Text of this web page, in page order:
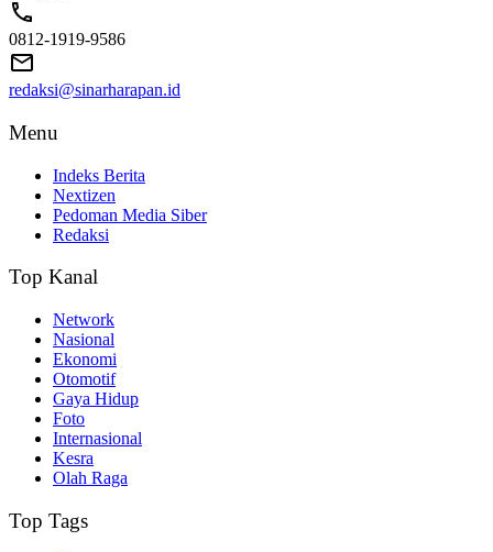
0812-1919-9586
redaksi@sinarharapan.id
Menu
Indeks Berita
Nextizen
Pedoman Media Siber
Redaksi
Top Kanal
Network
Nasional
Ekonomi
Otomotif
Gaya Hidup
Foto
Internasional
Kesra
Olah Raga
Top Tags